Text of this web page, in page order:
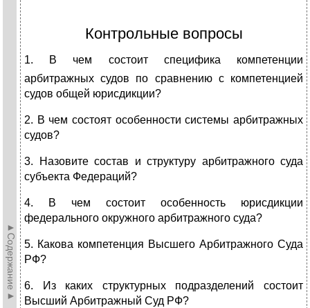
►Содержание►
Контрольные вопросы
1. В чем состоит специфика компетенции
арбитражных судов по сравнению с компетенцией
судов общей юрисдикции?
2. В чем состоят особенности системы арбитражных
судов?
3. Назовите состав и структуру арбитражного суда
субъекта Федераций?
4. В чем состоит особенность юрисдикции
федерального окружного арбитражного суда?
5. Какова компетенция Высшего Арбитражного Суда
РФ?
6. Из каких структурных подразделений состоит
Высший Арбитражный Суд РФ?